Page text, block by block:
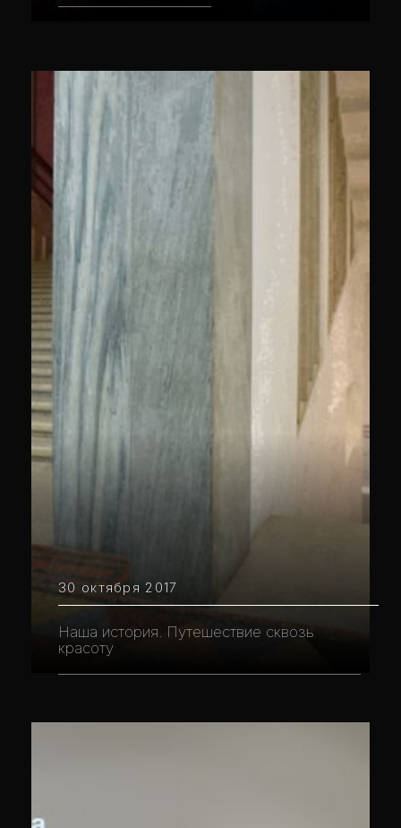
30 октября 2017
Наша история. Путешествие сквозь
красоту